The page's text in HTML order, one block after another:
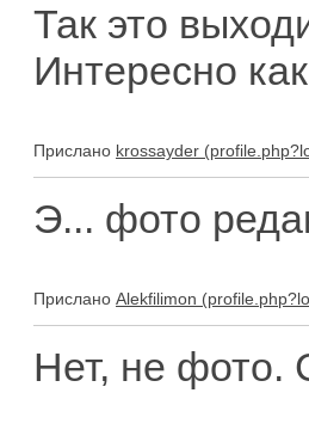
Так это
Интересно
Прислано krossayder
Э... фото
Прислано Alekfilimon
Нет, не фото.